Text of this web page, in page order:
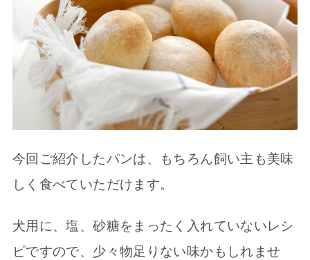
今回ご紹介したパンは、もちろん飼い主も美味
しく食べていただけます。
犬用に、塩、砂糖をまったく入れていないレシ
ピですので、少々物足りない味かもしれませ